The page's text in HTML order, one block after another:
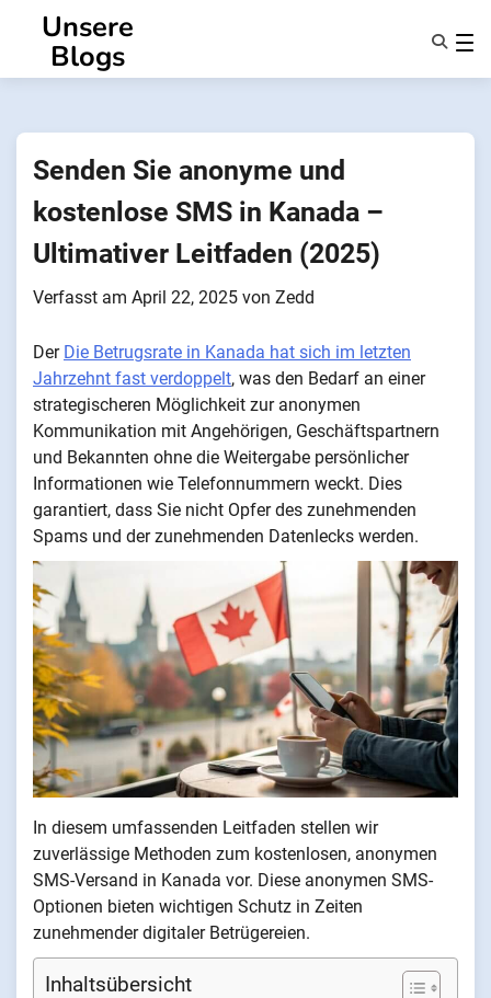
springen
Unsere
Blogs
Über Uns
Senden Sie anonyme und
kostenlose SMS in Kanada –
Ultimativer Leitfaden (2025)
Verfasst am April 22, 2025 von Zedd
Der Die Betrugsrate in Kanada hat sich im letzten
Jahrzehnt fast verdoppelt, was den Bedarf an einer
strategischeren Möglichkeit zur anonymen
Kommunikation mit Angehörigen, Geschäftspartnern
und Bekannten ohne die Weitergabe persönlicher
Informationen wie Telefonnummern weckt. Dies
garantiert, dass Sie nicht Opfer des zunehmenden
Spams und der zunehmenden Datenlecks werden.
In diesem umfassenden Leitfaden stellen wir
zuverlässige Methoden zum kostenlosen, anonymen
SMS-Versand in Kanada vor. Diese anonymen SMS-
Optionen bieten wichtigen Schutz in Zeiten
zunehmender digitaler Betrügereien.
Inhaltsübersicht